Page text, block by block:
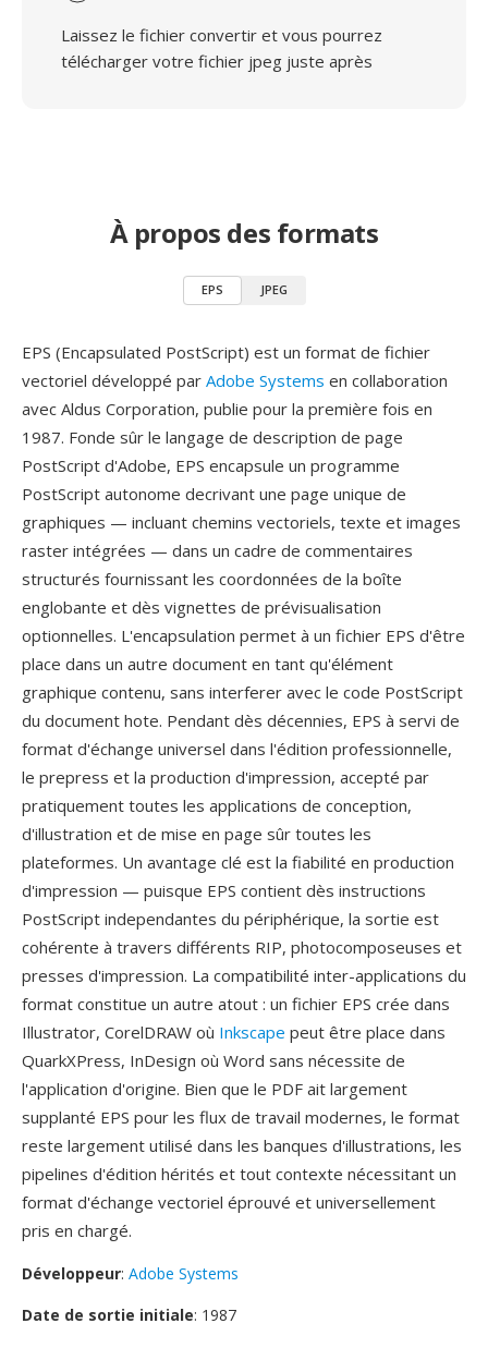
Laissez le fichier convertir et vous pourrez
télécharger votre fichier jpeg juste après
À propos des formats
EPS JPEG
EPS (Encapsulated PostScript) est un format de fichier
vectoriel développé par Adobe Systems en collaboration
avec Aldus Corporation, publie pour la première fois en
1987. Fonde sûr le langage de description de page
PostScript d'Adobe, EPS encapsule un programme
PostScript autonome decrivant une page unique de
graphiques — incluant chemins vectoriels, texte et images
raster intégrées — dans un cadre de commentaires
structurés fournissant les coordonnées de la boîte
englobante et dès vignettes de prévisualisation
optionnelles. L'encapsulation permet à un fichier EPS d'être
place dans un autre document en tant qu'élément
graphique contenu, sans interferer avec le code PostScript
du document hote. Pendant dès décennies, EPS à servi de
format d'échange universel dans l'édition professionnelle,
le prepress et la production d'impression, accepté par
pratiquement toutes les applications de conception,
d'illustration et de mise en page sûr toutes les
plateformes. Un avantage clé est la fiabilité en production
d'impression — puisque EPS contient dès instructions
PostScript independantes du périphérique, la sortie est
cohérente à travers différents RIP, photocomposeuses et
presses d'impression. La compatibilité inter-applications du
format constitue un autre atout : un fichier EPS crée dans
Illustrator, CorelDRAW où Inkscape peut être place dans
QuarkXPress, InDesign où Word sans nécessite de
l'application d'origine. Bien que le PDF ait largement
supplanté EPS pour les flux de travail modernes, le format
reste largement utilisé dans les banques d'illustrations, les
pipelines d'édition hérités et tout contexte nécessitant un
format d'échange vectoriel éprouvé et universellement
pris en chargé.
Développeur: Adobe Systems
Date de sortie initiale: 1987